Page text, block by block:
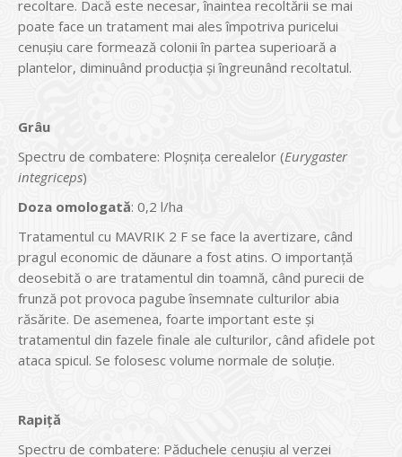
recoltare. Dacă este necesar, înaintea recoltării se mai
poate face un tratament mai ales împotriva puricelui
cenuşiu care formează colonii în partea superioară a
plantelor, diminuând producţia şi îngreunând recoltatul.
Grâu
Spectru de combatere: Ploşniţa cerealelor (Eurygaster
integriceps)
Doza omologată: 0,2 l/ha
Tratamentul cu MAVRIK 2 F se face la avertizare, când
pragul economic de dăunare a fost atins. O importanţă
deosebită o are tratamentul din toamnă, când purecii de
frunză pot provoca pagube însemnate culturilor abia
răsărite. De asemenea, foarte important este şi
tratamentul din fazele finale ale culturilor, când afidele pot
ataca spicul. Se folosesc volume normale de soluţie.
Rapiţă
Spectru de combatere: Păduchele cenuşiu al verzei